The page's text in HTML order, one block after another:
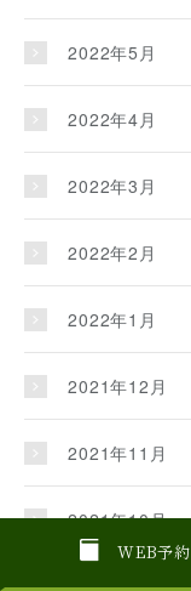
W EB予約
2022年5月
2022年4月
2022年3月
2022年2月
2022年1月
2021年12月
2021年11月
2021年10月